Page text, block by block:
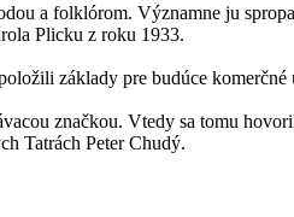
a folklórom. Významne ju
Plicku z roku 1933.
základy pre budúce komerčné
značkou. Vtedy sa tomu
Tatrách Peter Chudý.